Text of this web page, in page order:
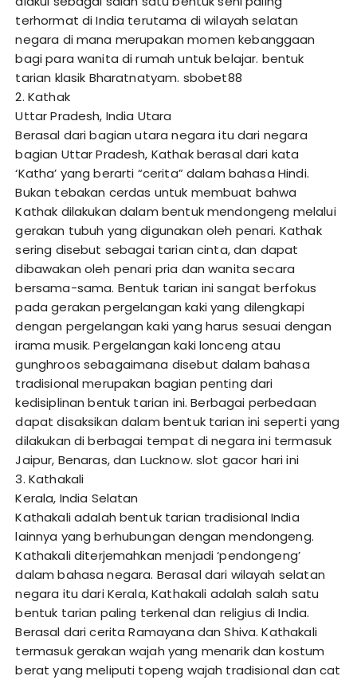
terhormat di India terutama di wilayah selatan
negara di mana merupakan momen kebanggaan
bagi para wanita di rumah untuk belajar. bentuk
tarian klasik Bharatnatyam. sbobet88
2. Kathak
Uttar Pradesh, India Utara
Berasal dari bagian utara negara itu dari negara
bagian Uttar Pradesh, Kathak berasal dari kata
‘Katha’ yang berarti “cerita” dalam bahasa Hindi.
Bukan tebakan cerdas untuk membuat bahwa
Kathak dilakukan dalam bentuk mendongeng melalui
gerakan tubuh yang digunakan oleh penari. Kathak
sering disebut sebagai tarian cinta, dan dapat
dibawakan oleh penari pria dan wanita secara
bersama-sama. Bentuk tarian ini sangat berfokus
pada gerakan pergelangan kaki yang dilengkapi
dengan pergelangan kaki yang harus sesuai dengan
irama musik. Pergelangan kaki lonceng atau
gunghroos sebagaimana disebut dalam bahasa
tradisional merupakan bagian penting dari
kedisiplinan bentuk tarian ini. Berbagai perbedaan
dapat disaksikan dalam bentuk tarian ini seperti yang
dilakukan di berbagai tempat di negara ini termasuk
Jaipur, Benaras, dan Lucknow. slot gacor hari ini
3. Kathakali
Kerala, India Selatan
Kathakali adalah bentuk tarian tradisional India
lainnya yang berhubungan dengan mendongeng.
Kathakali diterjemahkan menjadi ‘pendongeng’
dalam bahasa negara. Berasal dari wilayah selatan
negara itu dari Kerala, Kathakali adalah salah satu
bentuk tarian paling terkenal dan religius di India.
Berasal dari cerita Ramayana dan Shiva. Kathakali
termasuk gerakan wajah yang menarik dan kostum
berat yang meliputi topeng wajah tradisional dan cat